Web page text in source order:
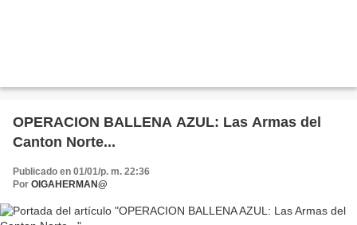
OPERACION BALLENA AZUL: Las Armas del
Canton Norte...
Publicado en 01/01/p. m. 22:36
Por OIGAHERMAN@